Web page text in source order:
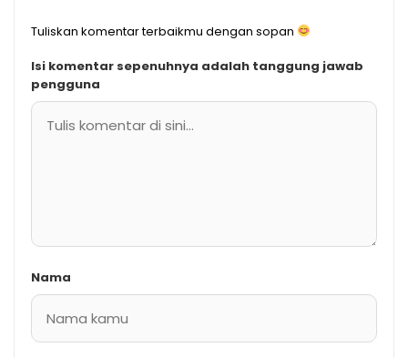
Tuliskan komentar terbaikmu dengan sopan
Isi komentar sepenuhnya adalah tanggung jawab
pengguna
Nama